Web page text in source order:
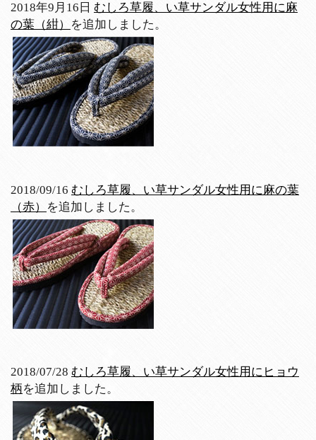
2018年9月16日 むしろ草履、い草サンダル女性用に麻
の葉（紺）
を追加しました。
2018/09/16 むしろ草履、い草サンダル女性用に麻の葉
（赤）
を追加しました。
2018/07/28 むしろ草履、い草サンダル女性用にヒョウ
柄を追加しました。